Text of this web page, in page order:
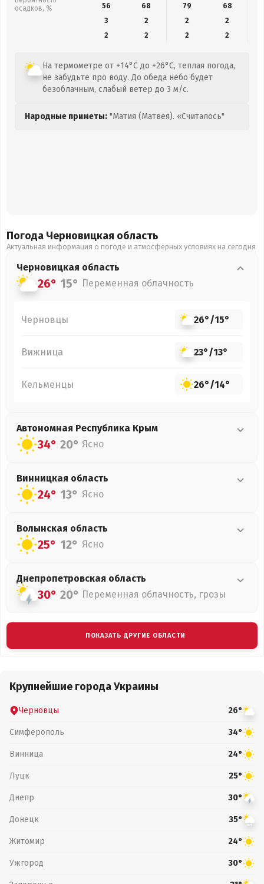
осадков, %
56
68 79 68
3
2 2
2
2
2 2 2
На термометре от +14°C до +26°C, теплая погода,
не забудьте про воду. До обеда небо будет
безоблачным, слабый ветер до 3 м/с.
Народные приметы: "Матия (Матвея). «Считалось"
Погода Черновицкая область
Актуальная информация о погоде и атмосферных условиях на сегодня
Черновицкая область
26° 15° Переменная облачность
Черновцы 26°/15°
Вижница 23°/13°
Кельменцы 26°/14°
Автономная Республика Крым
34° 20° Ясно
Винницкая область
24° 13° Ясно
Волынская область
25° 12° Ясно
Днепропетровская область
30° 20° Переменная облачность, грозы
ПОКАЗАТЬ ДРУГИЕ ОБЛАСТИ
Крупнейшие города Украины
Черновцы 26°
Симферополь 34°
Винница 24°
Луцк 25°
Днепр 30°
Донецк 35°
Житомир 24°
Ужгород 30°